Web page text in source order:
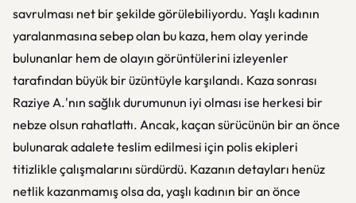
savrulması net bir şekilde görülebiliyordu. Yaşlı kadının
yaralanmasına sebep olan bu kaza, hem olay yerinde
bulunanlar hem de olayın görüntülerini izleyenler
tarafından büyük bir üzüntüyle karşılandı. Kaza sonrası
Raziye A.'nın sağlık durumunun iyi olması ise herkesi bir
nebze olsun rahatlattı. Ancak, kaçan sürücünün bir an önce
bulunarak adalete teslim edilmesi için polis ekipleri
titizlikle çalışmalarını sürdürdü. Kazanın detayları henüz
netlik kazanmamış olsa da, yaşlı kadının bir an önce